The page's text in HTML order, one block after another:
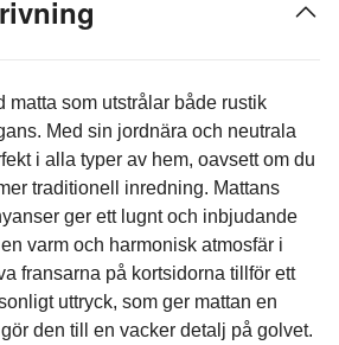
matta som utstrålar både rustik
Med sin jordnära och neutrala
i alla typer av hem, oavsett om du
traditionell inredning. Mattans
ger ett lugnt och inbjudande
varm och harmonisk atmosfär i
fransarna på kortsidorna tillför ett
uttryck, som ger mattan en
den till en vacker detalj på golvet.